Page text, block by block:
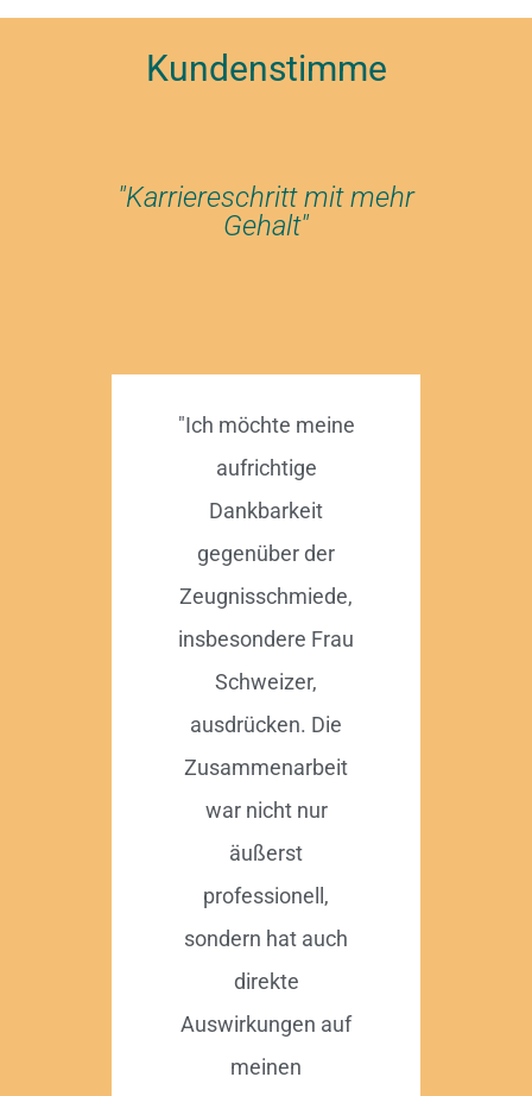
Kundenstimme
"Karriereschritt mit mehr
Gehalt"
"Ich möchte meine
aufrichtige
Dankbarkeit
gegenüber der
Zeugnisschmiede,
insbesondere Frau
Schweizer,
ausdrücken. Die
Zusammenarbeit
war nicht nur
äußerst
professionell,
sondern hat auch
direkte
Auswirkungen auf
meinen